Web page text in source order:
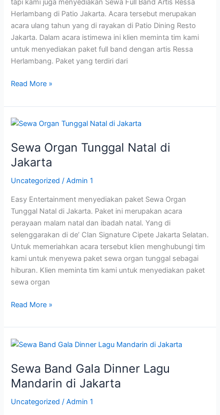
tapi kami juga menyediakan Sewa Full Band Artis Ressa
Herlambang di Patio Jakarta. Acara tersebut merupakan
acara ulang tahun yang di rayakan di Patio Dining Resto
Jakarta. Dalam acara istimewa ini klien meminta tim kami
untuk menyediakan paket full band dengan artis Ressa
Herlambang. Paket yang terdiri dari
Read More »
Sewa Organ Tunggal Natal di
Jakarta
Uncategorized /Admin 1
Easy Entertainment menyediakan paket Sewa Organ
Tunggal Natal di Jakarta. Paket ini merupakan acara
perayaan malam natal dan ibadah natal. Yang di
selenggarakan di de’ Clan Signature Cipete Jakarta Selatan.
Untuk memeriahkan acara tersebut klien menghubungi tim
kami untuk menyewa paket sewa organ tunggal sebagai
hiburan. Klien meminta tim kami untuk menyediakan paket
sewa organ
Sewa
Tunggal
Natal
Jakarta
Read More »
Sewa Band Gala Dinner Lagu
Mandarin di Jakarta
Uncategorized /Admin 1
Sewa
Gala
Dinner
Lagu
Mandarin